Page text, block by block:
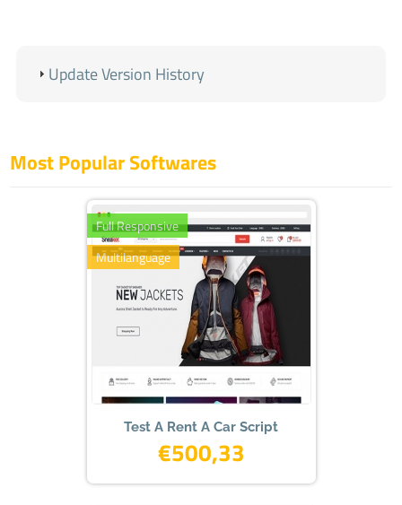
Update Version History
Most Popular Softwares
Full Responsive
Multilanguage
Test A Rent A Car Script
€500,33